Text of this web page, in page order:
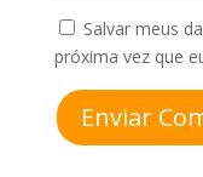
Salvar meus
próxima vez que
Enviar